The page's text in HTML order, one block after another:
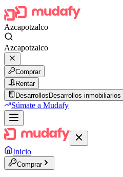
Azcapotzalco
Azcapotzalco
Comprar
Rentar
Desarrollos Desarrollos inmobiliarios
Súmate a Mudafy
Inicio
Comprar